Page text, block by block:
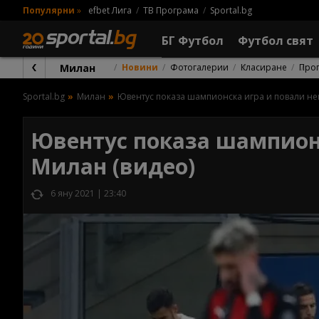
Популярни » efbet Лига ТВ Програма Sportal.bg
БГ Футбол Футбол свят
Милан Новини Фотогалерии Класиране
Sportal.bg Милан Ювентус показа шампионска игра и повали
Ювентус показа
Милан (видео)
6 яну 2021 | 23:40